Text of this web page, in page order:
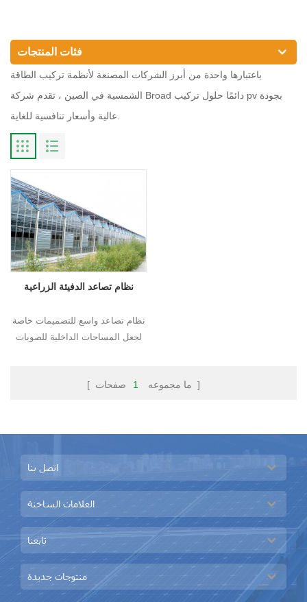
فئات المنتجات
باعتبارها واحدة من أبرز الشركات المصنعة لأنظمة تركيب الطاقة
الشمسية في الصين ، تقدم شركة Broad دائمًا حلول تركيب pv بجودة
عالية وأسعار تنافسية للغاية.
نظام تصاعد الدفيئة الزراعية
نظام تصاعد واسع للتصميمات خاصة
لجعل المساحات الداخلية للصوبات
[ ما مجموعه 1 صفحات ]
اتصل بنا
العلامات الساخنة
تابعنا
منتوجات جديدة